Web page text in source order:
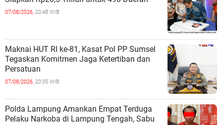
07/08/2026, 20:48 WIB
Maknai HUT RI ke-81, Kasat Pol PP Sumsel
Tegaskan Komitmen Jaga Ketertiban dan
Persatuan
07/08/2026, 20:35 WIB
Polda Lampung Amankan Empat Terduga
Pelaku Narkoba di Lampung Tengah, Sabu